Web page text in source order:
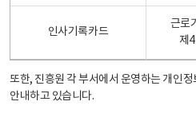
인사기록카드
근로
제
또한, 진흥원 각 부서에서 운영하는 개인정
안내하고 있습니다.